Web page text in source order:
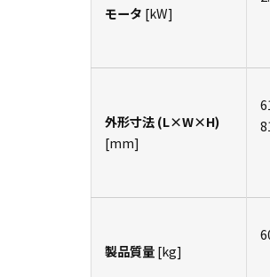
モータ [kW]
外形寸法 (L×W×H)
[mm]
製品質量[kg]